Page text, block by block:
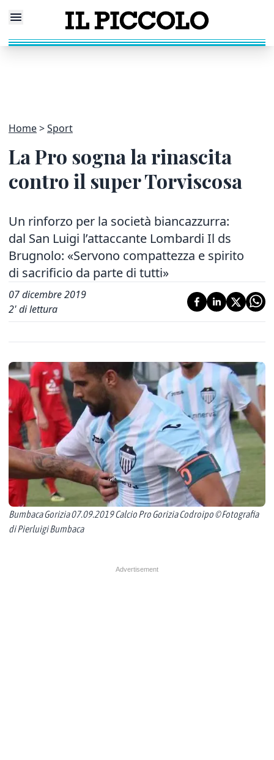
Home Sport
La Pro sogna la rinascita
contro il super Torviscosa
Un rinforzo per la società biancazzurra:
dal San Luigi l’attaccante Lombardi Il ds
Brugnolo: «Servono compattezza e spirito
di sacrificio da parte di tutti»
07 dicembre 2019
2' di lettura
Bumbaca Gorizia 07.09.2019 Calcio Pro Gorizia Codroipo © Fotografia
di Pierluigi Bumbaca